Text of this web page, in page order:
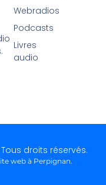
Webradios
Podcasts
Livres
audio
droits réservés.
web à Perpignan.